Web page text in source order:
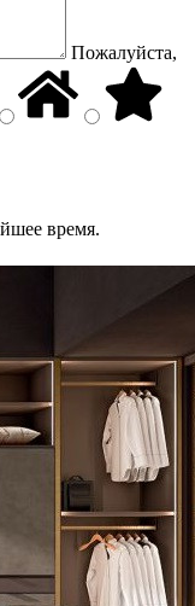
Пожалуйста,
время.